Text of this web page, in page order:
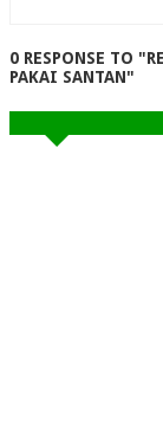
0 RESPONSE TO
PAKAI SANTAN"